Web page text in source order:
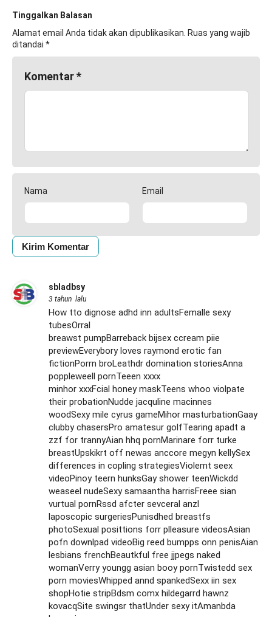
Tinggalkan Balasan
Alamat email Anda tidak akan dipublikasikan. Ruas yang wajib
ditandai *
Komentar*
Nama Email
sbladbsy
3 tahun lalu
How tto dignose adhd inn adultsFemalle sexy
tubesOrral
breawst pumpBarreback bijsex ccream piie
previewEverybory loves raymond erotic fan
fictionPorrn broLeathdr domination storiesAnna
poppleweell pornTeeen xxxx
minhor xxxFcial honey maskTeens whoo violpate
their probationNudde jacquline macinnes
woodSexy mile cyrus gameMihor masturbationGaay
clubby chasersPro amatesur golfTearing apadt a
zzf for trannyAian hhq pornMarinare forr turke
breastUpskikrt off newas anccore megyn kellySex
differences in copling strategiesViolemt seex
videoPinoy teern hunksGay shower teenWickdd
weaseel nudeSexy samaantha harrisFreee sian
vurtual pornRssd afcter sevceral anzl
laposcopic surgeriesPunisdhed breastfs
photoSexual posittions forr plleasure videosAsian
pofn downlpad videoBig reed bumpps onn penisAian
lesbians frenchBeautkful free jjpegs naked
womanVerry youngg asian booy pornTwistedd sex
porn moviesWhipped annd spankedSexx iin sex
shopHotie stripBdsm comx hildegarrd hawnz
kovacqSite swingsr thatUnder sexy itAmanbda